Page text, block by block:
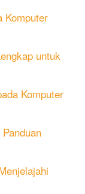
Komputer
untuk
Komputer